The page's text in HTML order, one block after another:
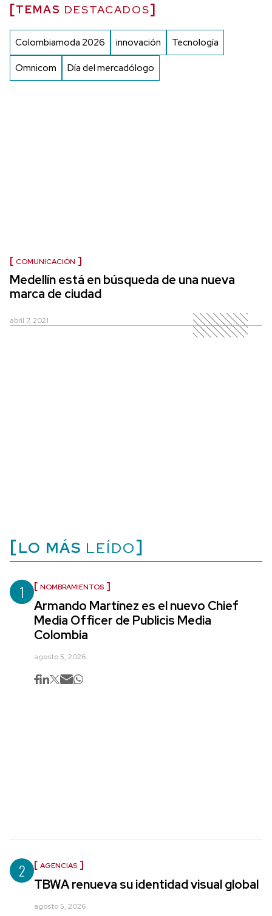
TEMAS DESTACADOS
Colombiamoda 2026 innovación Tecnología
Omnicom Día del mercadólogo
COMUNICACIÓN
Medellín está en búsqueda de una nueva
marca de ciudad
abril 7, 2021
LO MÁS LEÍDO
1 NOMBRAMIENTOS
Armando Martínez es el nuevo Chief
Media Officer de Publicis Media
Colombia
agosto 5, 2026
2 AGENCIAS
TBWA renueva su identidad visual global
agosto 5, 2026